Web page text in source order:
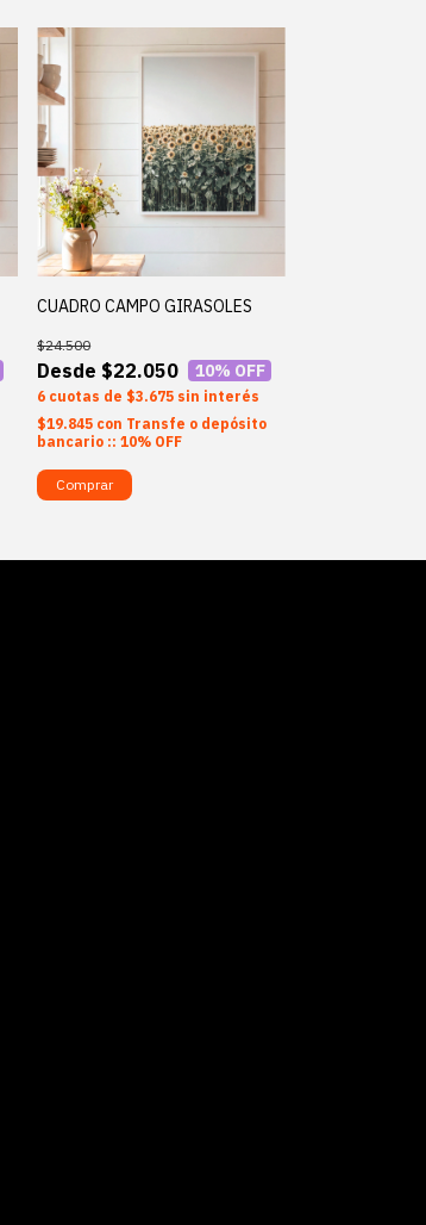
CUADRO CAMPO GIRASOLES
$22.050
$24.500
10% OFF
6 $3.675 sin interés
$19.845 con Transfe o depósito
bancario :: 10% OFF
Comprar